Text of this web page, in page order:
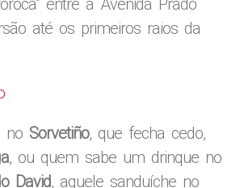
entre a Avenida Prado
até os primeiros raios da
no Sorvetiño, que fecha cedo,
, ou quem sabe um drinque no
David, aquele sanduíche no